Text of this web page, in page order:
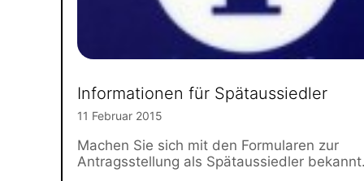
Informationen für Spätaussiedler
11 Februar 2015
Machen Sie sich mit den Formularen zur
Antragsstellung als Spätaussiedler